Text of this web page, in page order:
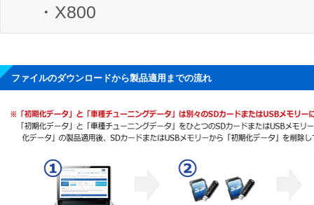
・X800
ファイルのダウンロードから製品適用までの流れ